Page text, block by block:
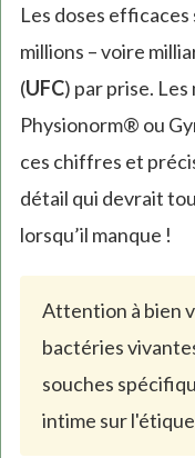
Les doses
millions – voire
(UFC) par prise.
Physionorm® ou
ces chiffres et
détail qui devrait
lorsqu’il manque !
Attention à bien
bactéries
souches
intime sur